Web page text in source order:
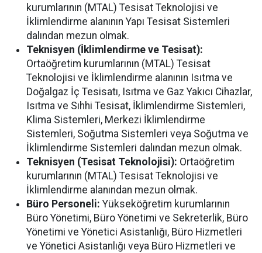
kurumlarının (MTAL) Tesisat Teknolojisi ve
İklimlendirme alanının Yapı Tesisat Sistemleri
dalından mezun olmak.
Teknisyen (İklimlendirme ve Tesisat):
Ortaöğretim kurumlarının (MTAL) Tesisat
Teknolojisi ve İklimlendirme alanının Isıtma ve
Doğalgaz İç Tesisatı, Isıtma ve Gaz Yakıcı Cihazlar,
Isıtma ve Sıhhi Tesisat, İklimlendirme Sistemleri,
Klima Sistemleri, Merkezi İklimlendirme
Sistemleri, Soğutma Sistemleri veya Soğutma ve
İklimlendirme Sistemleri dalından mezun olmak.
Teknisyen (Tesisat Teknolojisi): Ortaöğretim
kurumlarının (MTAL) Tesisat Teknolojisi ve
İklimlendirme alanından mezun olmak.
Büro Personeli: Yükseköğretim kurumlarının
Büro Yönetimi, Büro Yönetimi ve Sekreterlik, Büro
Yönetimi ve Yönetici Asistanlığı, Büro Hizmetleri
ve Yönetici Asistanlığı veya Büro Hizmetleri ve